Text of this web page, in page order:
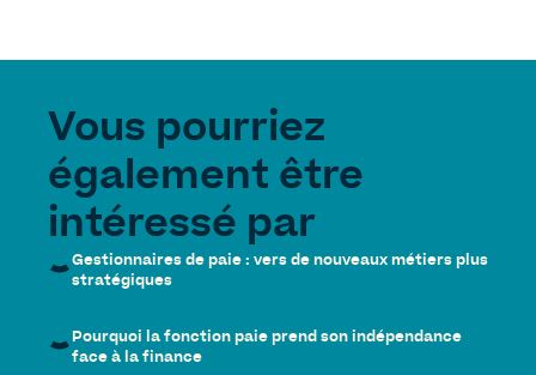
Vous pourriez
également être
intéressé par
Gestionnaires de paie : vers de nouveaux métiers plus
stratégiques
Pourquoi la fonction paie prend son indépendance
face à la finance